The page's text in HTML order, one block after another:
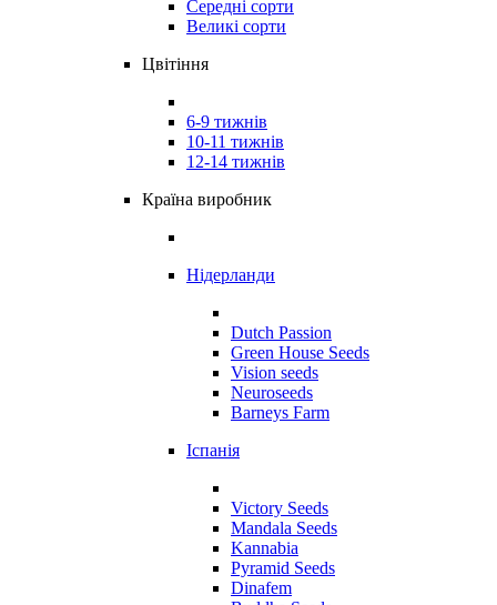
Середні сорти
Великі сорти
Цвітіння
6-9 тижнів
10-11 тижнів
12-14 тижнів
Країна виробник
Нідерланди
Dutch Passion
Green House Seeds
Vision seeds
Neuroseeds
Barneys Farm
Іспанія
Victory Seeds
Mandala Seeds
Kannabia
Pyramid Seeds
Dinafem